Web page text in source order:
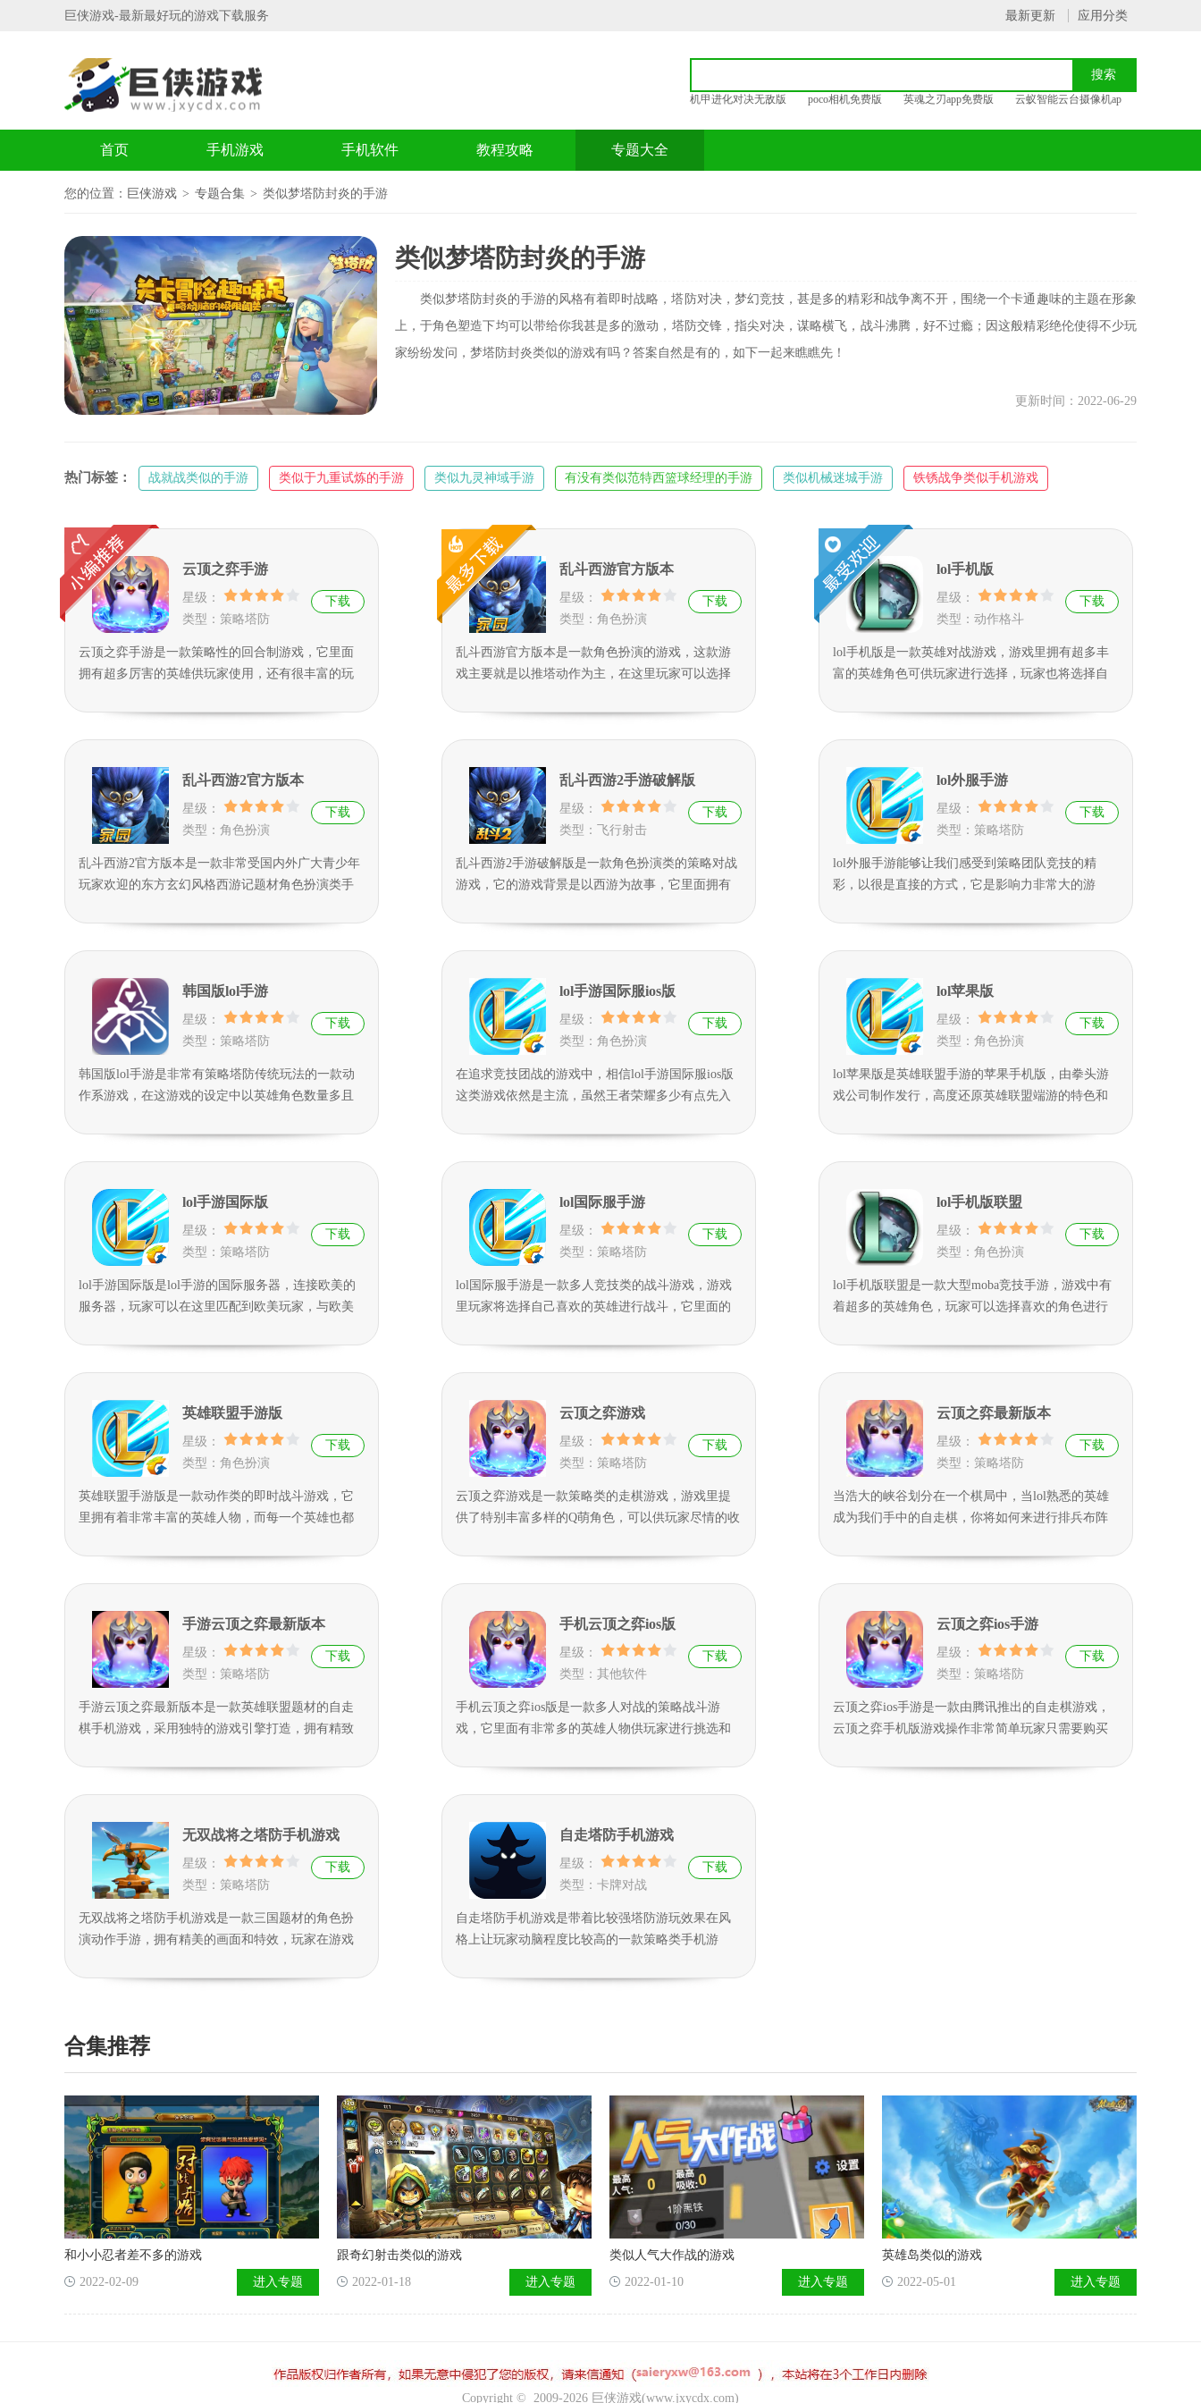
巨侠游戏-最新最好玩的游戏下载服务 最新更新 应用分类
机甲进化对决无敌版 poco相机免费版 英魂之刃app免费版
云蚁智能云台摄像机ap
首页 手机游戏 手机软件 教程攻略 专题大全
您的位置： 巨侠游戏 专题合集 类似梦塔防封炎的手游
类似梦塔防封炎的手游
类似梦塔防封炎的手游的风格有着即时战略，塔防对决，梦幻竞技，甚是多的精彩和战争离不开，围绕一个卡通趣味的主题在形象
上，于角色塑造下均可以带给你我甚是多的激动，塔防交锋，指尖对决，谋略横飞，战斗沸腾，好不过瘾；因这般精彩绝伦使得不少玩
家纷纷发问，梦塔防封炎类似的游戏有吗？答案自然是有的，如下一起来瞧瞧先！
更新时间：2022-06-29
热门标签： 战就战类似的手游 类似于九重试炼的手游 类似九灵神域手游 有没有类似范特西篮球经理的手游 类似机械迷城手游 铁锈战争类似手机游戏
云顶之弈手游
星级：
类型：策略塔防
下载
云顶之弈手游是一款策略性的回合制游戏，它里面
拥有超多厉害的英雄供玩家使用，还有很丰富的玩
出合理的策略，并选择正确的英雄进行抗衡，它里
面的所有英雄都有它们独特的技能和属性，彼此之
强，就要看玩家怎么排兵布阵了，它需要特别强的
策略性。
乱斗西游官方版本
星级：
类型：角色扮演
下载
乱斗西游官方版本是一款角色扮演的游戏，这款游
戏主要就是以推塔动作为主，在这里玩家可以选择
情任务，不需要玩家不断的闯关历练升级打怪才能
够取得胜利，超级带感超级的暴击场面和炫酷的音
lol手机版
星级：
类型：动作格斗
下载
lol手机版是一款英雄对战游戏，游戏里拥有超多丰
富的英雄角色可供玩家进行选择，玩家也将选择自
3、5v5等多种作战模式，它与端游的并没有很大的
区别，相反手游打起来非常的方便，玩家们可以随
可以进行自由匹配，游戏过程相当精彩和刺激。
乱斗西游2官方版本
星级：
类型：角色扮演
下载
乱斗西游2官方版本是一款非常受国内外广大青少年
玩家欢迎的东方玄幻风格西游记题材角色扮演类手
空、沙和尚、白龙马，以不同的视角来体验西天取
经的过程，喜欢这款游戏的朋友可以下载游戏试试
乱斗西游2手游破解版
星级：
类型：飞行射击
下载
乱斗西游2手游破解版是一款角色扮演类的策略对战
游戏，它的游戏背景是以西游为故事，它里面拥有
英雄角色中挑选自己喜欢的进行体验，同时也可以
完成更多精彩刺激的对战，它的游戏过程能带给玩
lol外服手游
星级：
类型：策略塔防
下载
lol外服手游能够让我们感受到策略团队竞技的精
彩，以很是直接的方式，它是影响力非常大的游
轻人最为喜欢追求的事情之一，在这样的环境下你
的朋友都喜欢都擅于在这里面寻找到归属，你能够
韩国版lol手游
星级：
类型：策略塔防
下载
韩国版lol手游是非常有策略塔防传统玩法的一款动
作系游戏，在这游戏的设定中以英雄角色数量多且
胜，游戏中团队竞技的成分非常浓厚，一个人技术
再好若是没有追求极致的团队配合，相互合作有策
目的性非常简单，拆塔然后攻击击碎对方的水晶就
可以获胜了。
lol手游国际服ios版
星级：
类型：角色扮演
下载
在追求竞技团战的游戏中，相信lol手游国际服ios版
这类游戏依然是主流，虽然王者荣耀多少有点先入
定竞争力的，因为它更为经典，在操作上更为有难
度而且端游的成功让它更为有底气，英雄上也来得
进行下载体验看看的。
lol苹果版
星级：
类型：角色扮演
下载
lol苹果版是英雄联盟手游的苹果手机版，由拳头游
戏公司制作发行，高度还原英雄联盟端游的特色和
画面升级，操作系统优化，方便手游玩家快速上
手。游戏有多张地图和多种模式可以体验，喜欢的
lol手游国际版
星级：
类型：策略塔防
下载
lol手游国际版是lol手游的国际服务器，连接欧美的
服务器，玩家可以在这里匹配到欧美玩家，与欧美
账号进行登录，qq账号和微信账号无法登录，账号
内容也不想通。玩家可以在里面尽情畅玩LOL手游
lol国际服手游
星级：
类型：策略塔防
下载
lol国际服手游是一款多人竞技类的战斗游戏，游戏
里玩家将选择自己喜欢的英雄进行战斗，它里面的
用，玩家可以邀请自己的好友一起组队，也可以自
行匹配竞技，而且它里面的每一个英雄都有着它们
技能，就可以成功击败对手，游戏的过程中非常刺
激有趣。
lol手机版联盟
星级：
类型：角色扮演
下载
lol手机版联盟是一款大型moba竞技手游，游戏中有
着超多的英雄角色，玩家可以选择喜欢的角色进行
团队精神，还有特色的养成系统，让游戏更加的有
趣味和可玩性，感兴趣的小伙伴快来下载吧。
英雄联盟手游版
星级：
类型：角色扮演
下载
英雄联盟手游版是一款动作类的即时战斗游戏，它
里拥有着非常丰富的英雄人物，而每一个英雄也都
选择自己合适且喜欢的英雄进行挑战，它里面的玩
法和战斗模式特别的精彩，玩家们可以选择单人模
瘾。
云顶之弈游戏
星级：
类型：策略塔防
下载
云顶之弈游戏是一款策略类的走棋游戏，游戏里提
供了特别丰富多样的Q萌角色，可以供玩家尽情的收
时也可以解锁更多炫酷的服装，玩法和游戏内容十
分的精彩刺激，玩家们也能在这里面完成特别有趣
云顶之弈最新版本
星级：
类型：策略塔防
下载
当浩大的峡谷划分在一个棋局中，当lol熟悉的英雄
成为我们手中的自走棋，你将如何来进行排兵布阵
种塔防对弈之间带着很强策略性的游玩体验的，感
兴趣的朋友可以来免费安装看看。
手游云顶之弈最新版本
星级：
类型：策略塔防
下载
手游云顶之弈最新版本是一款英雄联盟题材的自走
棋手机游戏，采用独特的游戏引擎打造，拥有精致
色，独特的游戏机制，多种套路，玩法多变。可以
使用LOL账号直接登陆，与来自全网的玩家PK竞
手机云顶之弈ios版
星级：
类型：其他软件
下载
手机云顶之弈ios版是一款多人对战的策略战斗游
戏，它里面有非常多的英雄人物供玩家进行挑选和
性，玩家将各种英雄进行技能搭配，可以发挥出非
常厉害的战斗力，它里面提供了很丰富的玩法以及
还能感受到特别震撼的游戏体验。
云顶之弈ios手游
星级：
类型：策略塔防
下载
云顶之弈ios手游是一款由腾讯推出的自走棋游戏，
云顶之弈手机版游戏操作非常简单玩家只需要购买
决定你要在几人口刷牌，掌控经济和排兵布阵，让
无双战将之塔防手机游戏
星级：
类型：策略塔防
下载
无双战将之塔防手机游戏是一款三国题材的角色扮
演动作手游，拥有精美的画面和特效，玩家在游戏
防的关卡挑战，将所有入侵的敌人全部消灭，防守
单，通过虚拟按键来操作，点击角色放置到合适的
手。游戏的武将也可以进阶，使用大量的材料和金
币就可以升级，升级后战斗力大大提高了，喜欢的
玩家欢迎来下载。
自走塔防手机游戏
星级：
类型：卡牌对战
下载
自走塔防手机游戏是带着比较强塔防游玩效果在风
格上让玩家动脑程度比较高的一款策略类手机游
复古的味道，不过虽然没有太多新意创新的样子，
合集推荐
和小小忍者差不多的游戏
2022-02-09
进入专题
跟奇幻射击类似的游戏
2022-01-18
进入专题
类似人气大作战的游戏
2022-01-10
进入专题
英雄岛类似的游戏
2022-05-01
进入专题
Copyright © 2009-2026 巨侠游戏(www.jxycdx.com)